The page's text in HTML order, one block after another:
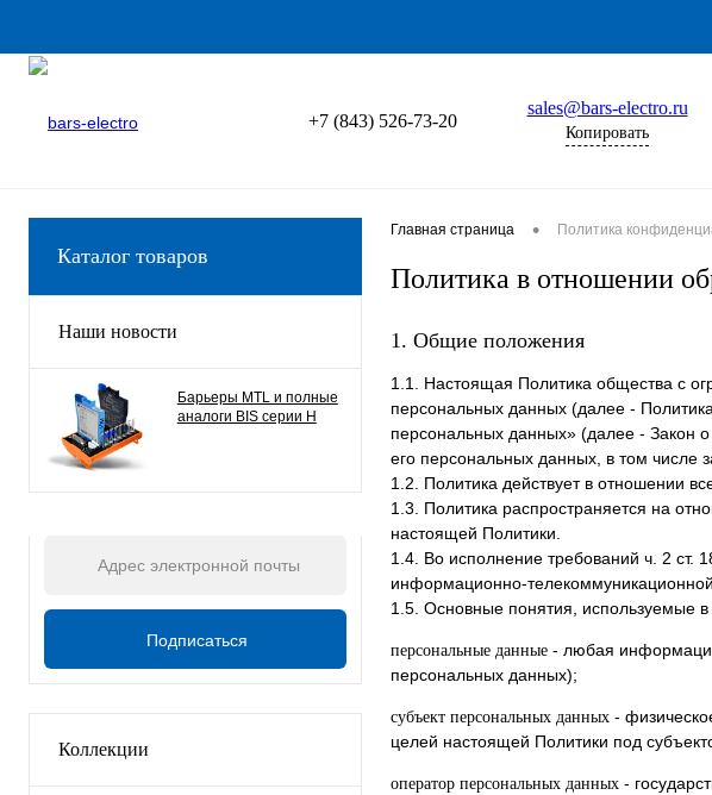
+7 (843) 526-73-20
sales@bars-electro.ru
Копировать
Каталог товаров
Наши новости
Барьеры MTL и полные
аналоги BIS серии H
Коллекции
Главная страница • Политика
Политика в отношении
1. Общие положения
1.1. Настоящая Политика общества с
персональных данных (далее -
персональных данных» (далее - Закон
его персональных данных, в том числе
1.2. Политика действует в отношении
1.3. Политика распространяется на
настоящей Политики.
1.4. Во исполнение требований ч. 2 ст.
информационно-
1.5. Основные понятия, используемые в
персональные данные - любая
персональных данных);
субъект персональных данных -
целей настоящей Политики под
оператор персональных данных -